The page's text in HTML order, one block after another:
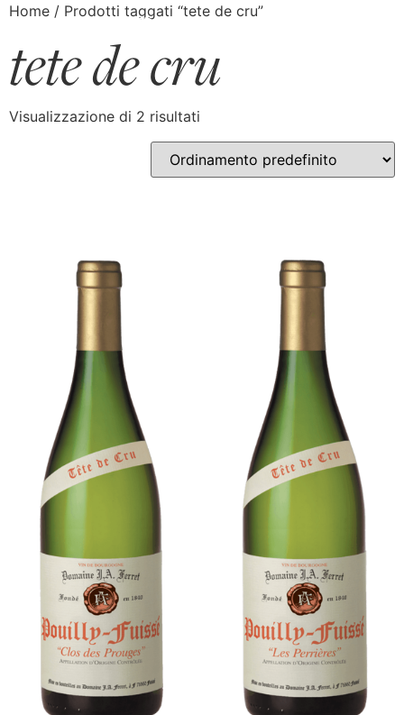
Home / Prodotti taggati “tete de cru”
tete de cru
Visualizzazione di 2 risultati